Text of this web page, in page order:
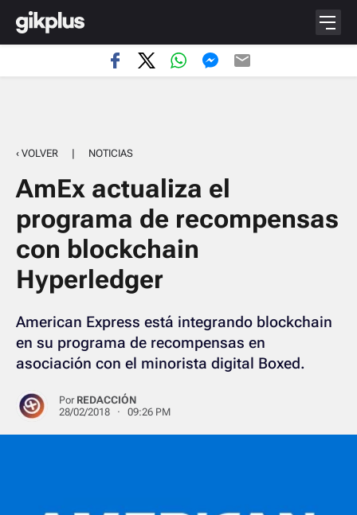
‹ VOLVER | NOTICIAS
AmEx actualiza el
programa de recompensas
con blockchain
Hyperledger
American Express está integrando blockchain
en su programa de recompensas en
asociación con el minorista digital Boxed.
Por REDACCIÓN
28/02/2018 · 09:26 PM